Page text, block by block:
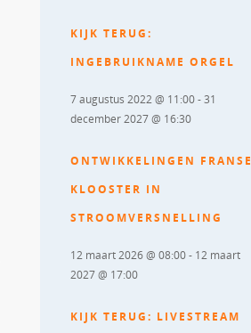
KIJK TERUG:
INGEBRUIKNAME ORGEL
7 augustus 2022 @ 11:00-31
december 2027 @ 16:30
ONTWIKKELINGEN FRANSE
KLOOSTER IN
STROOMVERSNELLING
12 maart 2026 @ 08:00- 12 maart
2027 @ 17:00
KIJK TERUG: LIVESTREAM